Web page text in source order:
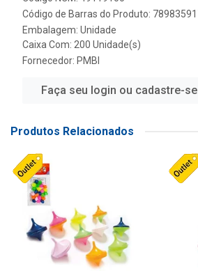
Código de Barras do Produto:
Embalagem: Unidade
Caixa Com: 200 Unidade(s)
Fornecedor: PMBI
Faça seu login ou cadastre-
Produtos Relacionados